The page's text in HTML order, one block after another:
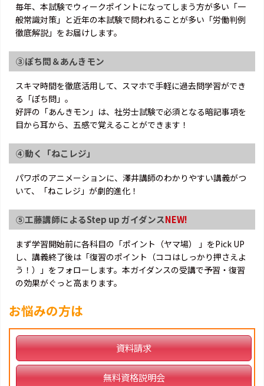
毎年、本試験でウィークポイントになってしまう方が多い「一
般常識対策」と近年の本試験で問われることが多い「労働判例
徹底解説」をお届けします。
③ぽち問＆あんきモン
スキマ時間を徹底活用して、スマホで手軽に過去問学習ができ
る「ぽち問」。
好評の「あんきモン」は、社労士試験で必須となる暗記事項を
目から耳から、五感で覚えることができます！
④動く「ねこレジ」
パワポのアニメーションに、澤井講師のわかりやすい講義がつ
いて、「ねこレジ」が劇的進化！
⑤工藤講師によるStep up ガイダンスNEW!
まず学習開始前に各科目の「ポイント（ヤマ場） 」をPick UP
し、講義終了後は「復習のポイント（ココはしっかり押さえよ
う！）」をフォローします。本ガイダンスの受講で予習・復習
の効果がぐっと高まります。
お悩みの方は
資料請求
無料資格説明会